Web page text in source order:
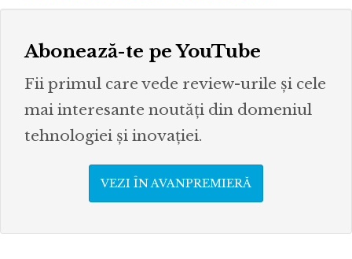
Abonează-te pe YouTube
Fii primul care vede review-urile și cele
mai interesante noutăți din domeniul
tehnologiei și inovației.
VEZI ÎN AVANPREMIERĂ